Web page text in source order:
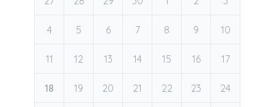
4 5 6 7 8 9 10
11 12 13 14 15 16 17
18 19 20 21 22 23 24